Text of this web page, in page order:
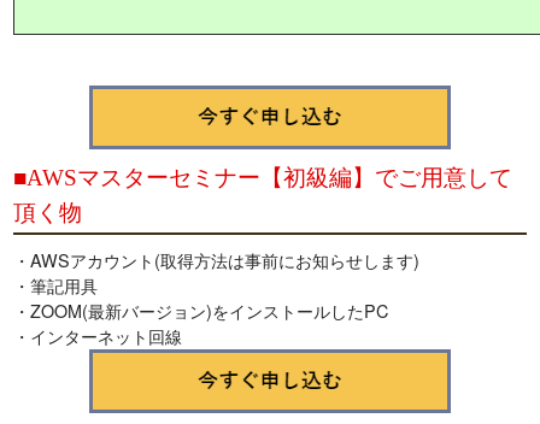
■AWSマスターセミナー【初級編】でご用意して
頂く物
・AWSアカウント(取得方法は事前にお知らせします)
・筆記用具
・ZOOM(最新バージョン)をインストールしたPC
・インターネット回線